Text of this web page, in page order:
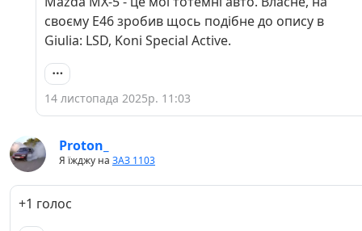
своєму E46 зробив щось подібне до опису в
Giulia: LSD, Koni Special Active.
14 листопада 2025р. 11:03
Proton_
Я їжджу на ЗАЗ 1103
+1 голос